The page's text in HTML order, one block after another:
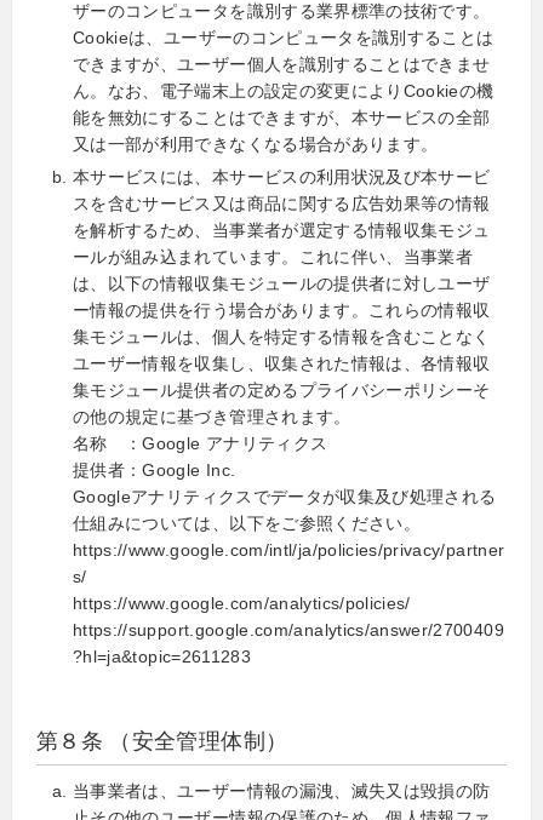
ザーのコンピュータを識別する業界標準の技術です。
Cookieは、ユーザーのコンピュータを識別することは
できますが、ユーザー個人を識別することはできませ
ん。なお、電子端末上の設定の変更によりCookieの機
能を無効にすることはできますが、本サービスの全部
又は一部が利用できなくなる場合があります。
本サービスには、本サービスの利用状況及び本サービ
スを含むサービス又は商品に関する広告効果等の情報
を解析するため、当事業者が選定する情報収集モジュ
ールが組み込まれています。これに伴い、当事業者
は、以下の情報収集モジュールの提供者に対しユーザ
ー情報の提供を行う場合があります。これらの情報収
集モジュールは、個人を特定する情報を含むことなく
ユーザー情報を収集し、収集された情報は、各情報収
集モジュール提供者の定めるプライバシーポリシーそ
の他の規定に基づき管理されます。
名称 ：Google アナリティクス
提供者：Google Inc.
Googleアナリティクスでデータが収集及び処理される
仕組みについては、以下をご参照ください。
https://www.google.com/intl/ja/policies/privacy/partner
s/
https://www.google.com/analytics/policies/
https://support.google.com/analytics/answer/2700409
?hl=ja&topic=2611283
第８条 （安全管理体制）
当事業者は、ユーザー情報の漏洩、滅失又は毀損の防